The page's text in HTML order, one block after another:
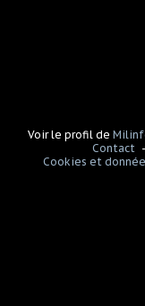
Voir le profil de
Contact
Cookies et